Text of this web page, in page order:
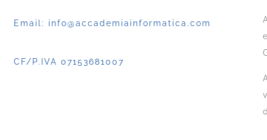
Email: info@accademiainformatica.com
CF/P.IVA 07153681007